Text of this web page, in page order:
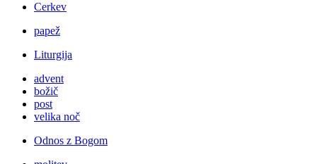
Cerkev
papež
Liturgija
advent
božič
post
velika noč
Odnos z Bogom